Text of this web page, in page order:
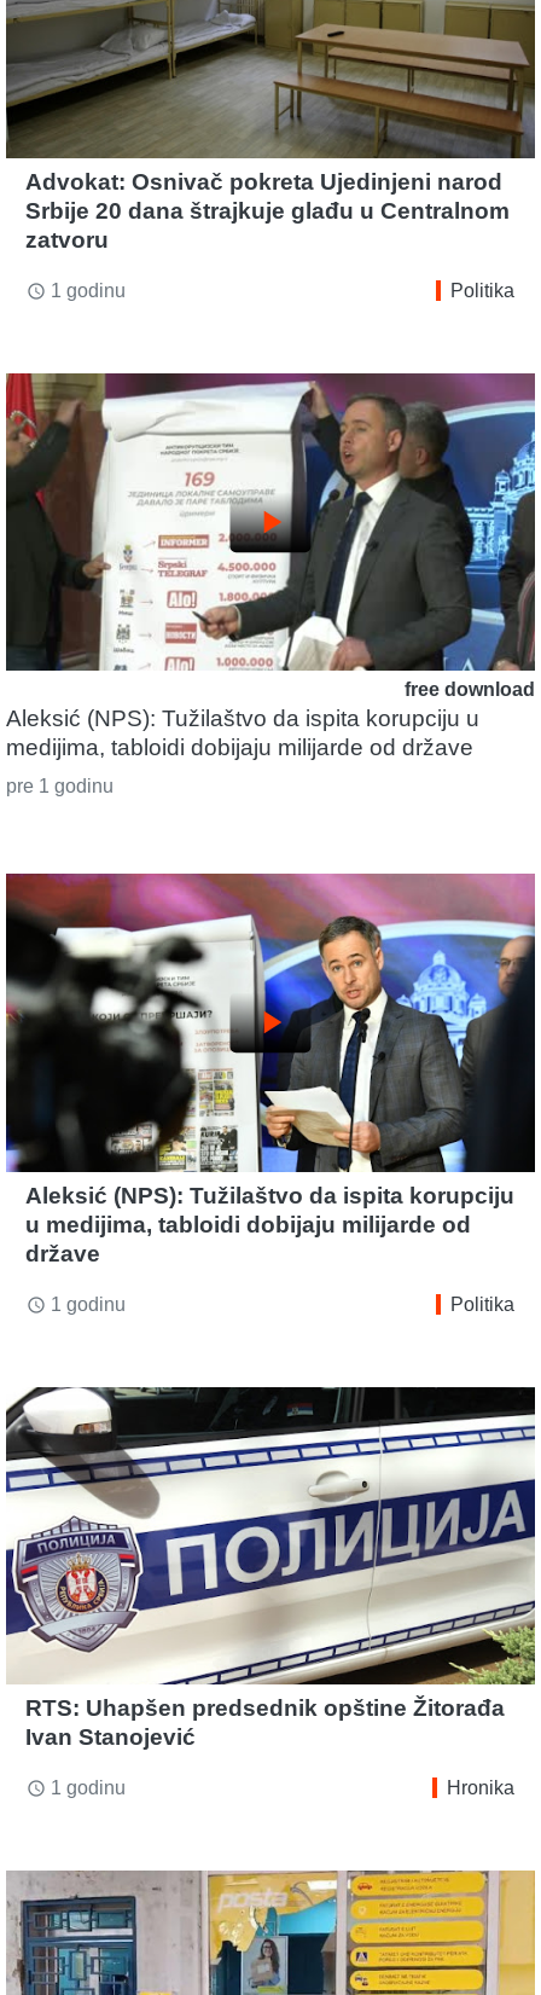
Advokat: Osnivač pokreta Ujedinjeni narod
Srbije 20 dana štrajkuje glađu u Centralnom
zatvoru
access_time 1 godinu Politika
play_arrow
free download
Aleksić (NPS): Tužilaštvo da ispita korupciju u
medijima, tabloidi dobijaju milijarde od države
pre 1 godinu
play_arrow
Aleksić (NPS): Tužilaštvo da ispita korupciju
u medijima, tabloidi dobijaju milijarde od
države
access_time 1 godinu Politika
RTS: Uhapšen predsednik opštine Žitorađa
Ivan Stanojević
access_time 1 godinu Hronika